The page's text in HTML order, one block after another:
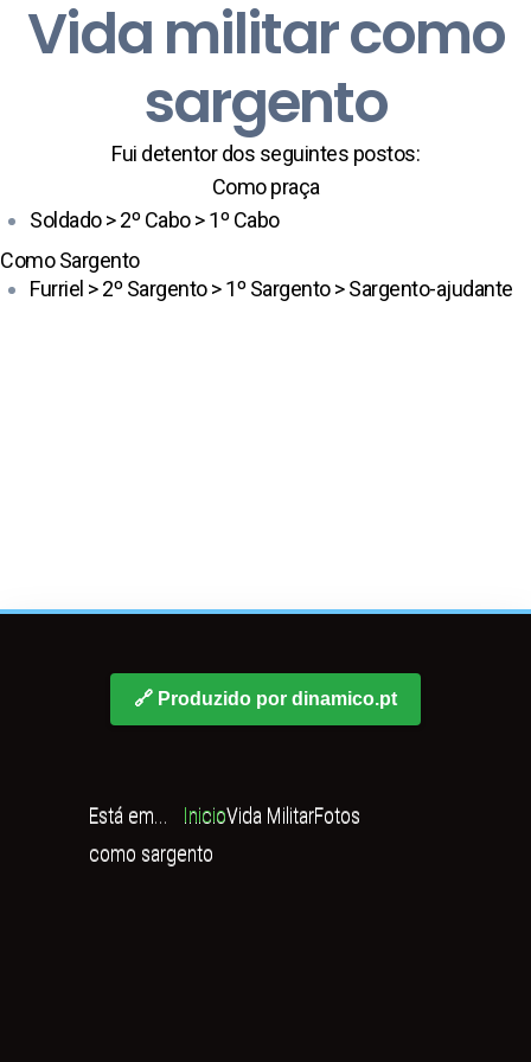
Vida militar como
sargento
Fui detentor dos seguintes postos:
Como praça
Soldado > 2º Cabo > 1º Cabo
Como Sargento
Furriel > 2º Sargento > 1º Sargento > Sargento-ajudante
🔗 Produzido por dinamico.pt
Está em... InicioVida MilitarFotos
como sargento